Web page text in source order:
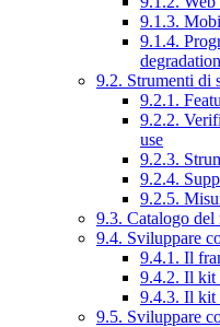
9.1.3.
9.1.4.
degradation
9.2. Strumenti di
9.2.1.
9.2.2.
use
9.2.3.
9.2.4.
9.2.5.
9.3. Catalogo del
9.4. Sviluppare
9.4.1. Il
9.4.2. Il kit
9.4.3. Il kit
9.5. Sviluppare